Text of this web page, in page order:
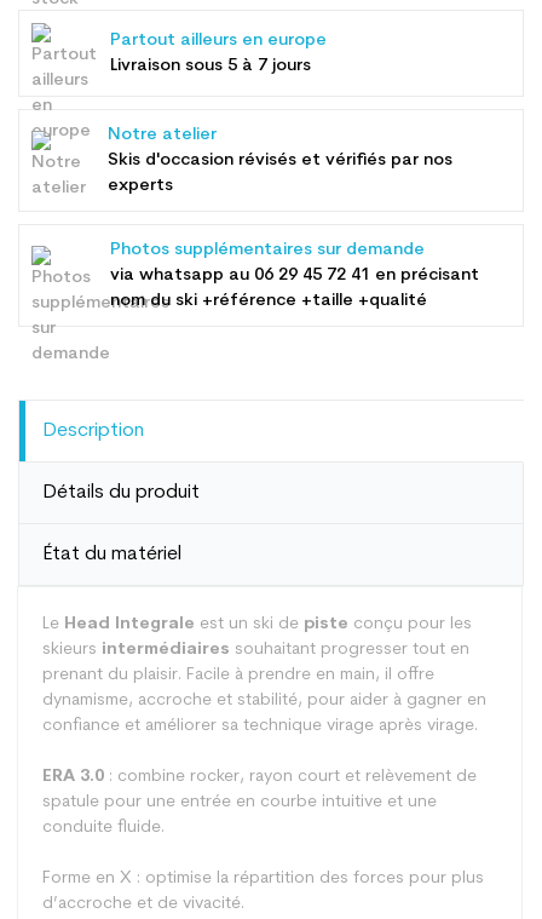
Partout ailleurs en europe
Livraison sous 5 à 7 jours
Notre atelier
Skis d'occasion révisés et vérifiés par nos
experts
Photos supplémentaires sur demande
via whatsapp au 06 29 45 72 41 en précisant
nom du ski +référence +taille +qualité
Description
Détails du produit
État du matériel
Le Head Integrale est un ski de piste conçu pour les
skieurs intermédiaires souhaitant progresser tout en
prenant du plaisir. Facile à prendre en main, il offre
dynamisme, accroche et stabilité, pour aider à gagner en
confiance et améliorer sa technique virage après virage.
ERA 3.0 : combine rocker, rayon court et relèvement de
spatule pour une entrée en courbe intuitive et une
conduite fluide.
Forme en X : optimise la répartition des forces pour plus
d’accroche et de vivacité.